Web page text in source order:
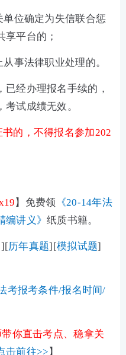
位确定为失信联合惩
平台的；
事法律职业处理的。
经办理报名手续的，
试成绩无效。
的，不得报名参加202
】免费领 《20-14年法
编讲义》纸质书籍。
][历年真题][模拟试题]
考报考条件/报名时间/
你直击考点、稳拿关
击前往>> 】